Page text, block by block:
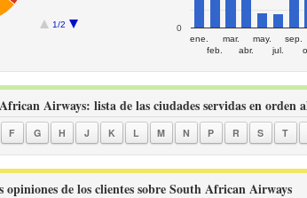
1/2
ene.
feb.
mar.
abr.
may.
jul.
sep.
0
Airways: lista de las ciudades servidas en orden
F G H J K L M N P R S T
opiniones de los clientes sobre South African Airways